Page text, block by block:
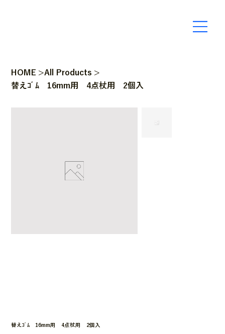
HOME >All Products >
替えｺﾞﾑ 16mm用 4点杖用 2個入
替えｺﾞﾑ 16mm用 4点杖用 2個入